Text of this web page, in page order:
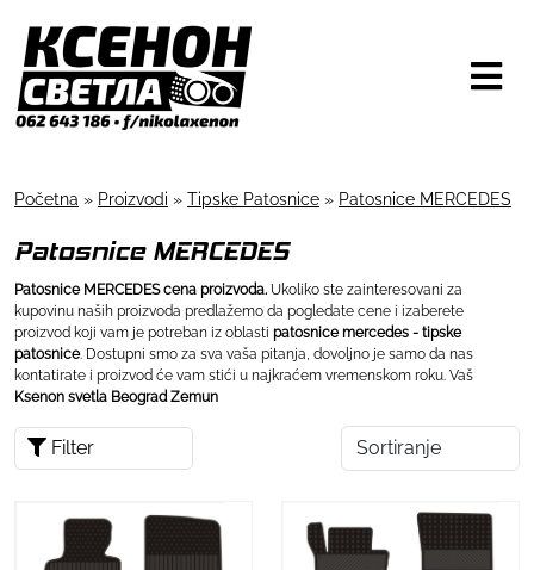
Početna » Proizvodi » Tipske Patosnice » Patosnice MERCEDES
Patosnice MERCEDES
Patosnice MERCEDES cena proizvoda. Ukoliko ste zainteresovani za
kupovinu naših proizvoda predlažemo da pogledate cene i izaberete
proizvod koji vam je potreban iz oblasti patosnice mercedes - tipske
patosnice. Dostupni smo za sva vaša pitanja, dovoljno je samo da nas
kontatirate i proizvod će vam stići u najkraćem vremenskom roku. Vaš
Ksenon svetla Beograd Zemun
Filter